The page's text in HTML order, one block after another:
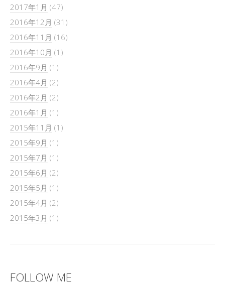
2017年1月 (47)
2016年12月 (31)
2016年11月 (16)
2016年10月 (1)
2016年9月 (1)
2016年4月 (2)
2016年2月 (2)
2016年1月 (1)
2015年11月 (1)
2015年9月 (1)
2015年7月 (1)
2015年6月 (2)
2015年5月 (1)
2015年4月 (2)
2015年3月 (1)
FOLLOW ME